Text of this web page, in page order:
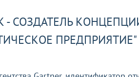
- СОЗДАТЕЛЬ
ПРЕДПРИЯТИЕ"